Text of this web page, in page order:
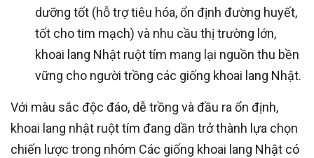
dưỡng tốt (hỗ trợ tiêu hóa, ổn định đường huyết,
tốt cho tim mạch) và nhu cầu thị trường lớn,
khoai lang Nhật ruột tím mang lại nguồn thu bền
vững cho người trồng các giống khoai lang Nhật.
Với màu sắc độc đáo, dễ trồng và đầu ra ổn định,
khoai lang nhật ruột tím đang dần trở thành lựa chọn
chiến lược trong nhóm Các giống khoai lang Nhật có